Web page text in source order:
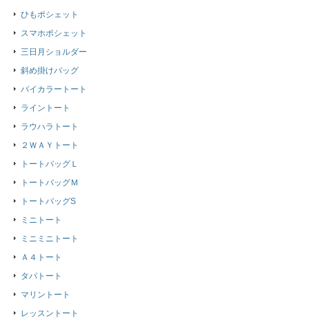
ひもポシェット
スマホポシェット
三日月ショルダー
斜め掛けバッグ
バイカラートート
ライントート
ラウハラトート
２ＷＡＹトート
トートバッグＬ
トートバッグＭ
トートバッグS
ミニトート
ミニミニトート
Ａ４トート
タパトート
マリントート
レッスントート